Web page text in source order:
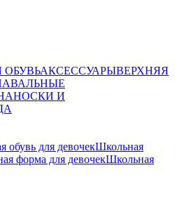
АКСЕССУАРЫВЕРХНЯЯ
НОСКИ И
обувь для девочекШкольная
форма для девочекШкольная